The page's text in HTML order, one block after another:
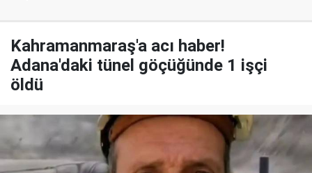
Kahramanmaraş'a acı haber!
Adana'daki tünel göçüğünde 1 işçi
öldü